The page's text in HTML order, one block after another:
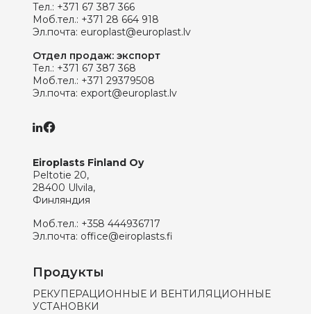
Тел.: +371 67 387 366
Моб.тел.: +371 28 664 918
Эл.почта: europlast@europlast.lv
Отдел продаж: экспорт
Тел.: +371 67 387 368
Моб.тел.: +371 29379508
Эл.почта: export@europlast.lv
Eiroplasts Finland Oy
Peltotie 20,
28400 Ulvila,
Финляндия
Моб.тел.: +358 444936717
Эл.почта: office@eiroplasts.fi
Продукты
РЕКУПЕРАЦИОННЫЕ И ВЕНТИЛЯЦИОННЫЕ
УСТАНОВКИ